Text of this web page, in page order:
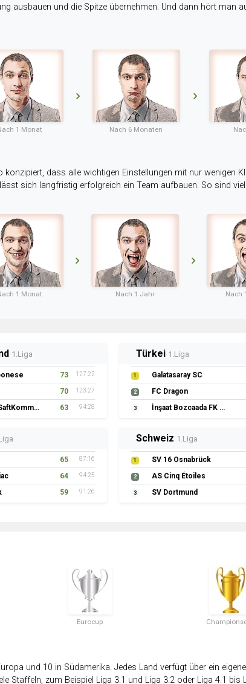
ausbauen und die Spitze übernehmen. Und dann hört man
1 Monat Nach 6 Monaten
dass alle wichtigen Einstellungen mit nur wenigen
sich langfristig erfolgreich ein Team aufbauen. So sind
1 Monat Nach 1 Jahr Nach
1.Liga
73 127:22
70 123:27
>GerstenSaftKommando 63 94:28
Türkei 1.Liga
1 Galatasaray SC
2 FC Dragon
3 İnşaat Bozcaada FK 1957
65 87:16
64 94:25
59 91:26
Schweiz 1.Liga
1 SV 16 Osnabrück
2 AS Cinq Étoiles
3 SV Dortmund
Eurocup
und 10 in Südamerika. Jedes Land verfügt über ein
Staffeln, zum Beispiel Liga 3.1 und Liga 3.2 oder Liga 4.1 bis